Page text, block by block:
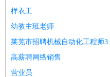
样衣工
幼教主班老师
莱芜市招聘机械自动化工程师3
高薪聘网络销售
营业员